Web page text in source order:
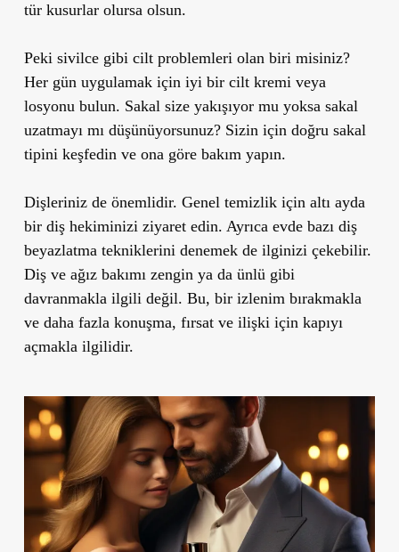
tür kusurlar olursa olsun.
Peki sivilce gibi cilt problemleri olan biri misiniz?
Her gün uygulamak için iyi bir cilt kremi veya
losyonu bulun. Sakal size yakışıyor mu yoksa sakal
uzatmayı mı düşünüyorsunuz? Sizin için doğru sakal
tipini keşfedin ve ona göre bakım yapın.
Dişleriniz de önemlidir. Genel temizlik için altı ayda
bir diş hekiminizi ziyaret edin. Ayrıca evde bazı diş
beyazlatma tekniklerini denemek de ilginizi çekebilir.
Diş ve ağız bakımı zengin ya da ünlü gibi
davranmakla ilgili değil. Bu, bir izlenim bırakmakla
ve daha fazla konuşma, fırsat ve ilişki için kapıyı
açmakla ilgilidir.